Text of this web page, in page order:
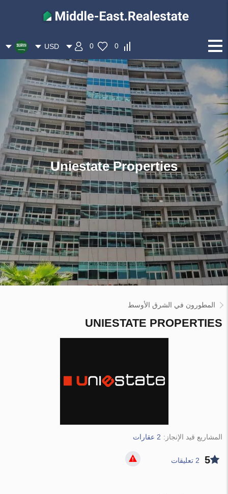
0
0
USD
Uniestate Properties
المطورون في الشرق الأوسط
UNIESTATE PROPERTIES
المشاريع قيد الإنجاز: 2 عقارات
5 2 تعليقات